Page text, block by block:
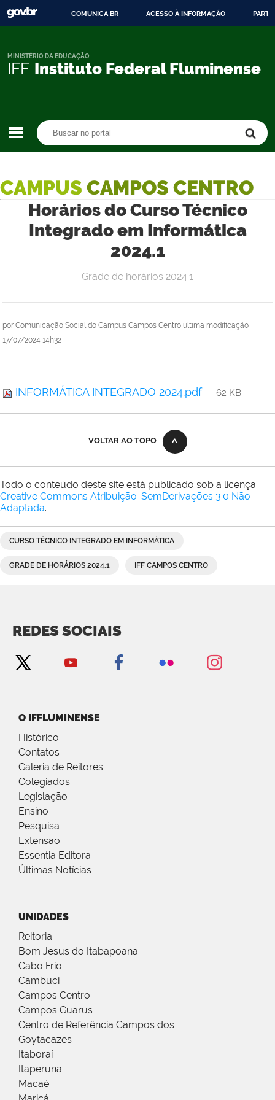
CONTEÚDO
COMUNICA BR ACESSO À INFORMAÇÃO
IFF Instituto Federal Fluminense
MINISTÉRIO DA EDUCAÇÃO
CAMPUS CAMPOS CENTRO
Horários do Curso Técnico
Integrado em Informática
2024.1
por Comunicação Social do Campus Campos Centro última modificação
17/07/2024 14h32
Grade de horários 2024.1
INFORMÁTICA INTEGRADO 2024.pdf — 62 KB
VOLTAR AO TOPO
Todo o conteúdo deste site está publicado sob a licença
Creative Commons Atribuição-SemDerivações 3.0 Não
Adaptada.
CURSO TÉCNICO INTEGRADO EM INFORMÁTICA
GRADE DE HORÁRIOS 2024.1 IFF CAMPOS CENTRO
REDES SOCIAIS
O IFFLUMINENSE
Histórico
Contatos
Galeria de Reitores
Colegiados
Legislação
Ensino
Pesquisa
Extensão
Essentia Editora
Últimas Notícias
UNIDADES
Reitoria
Bom Jesus do Itabapoana
Cabo Frio
Cambuci
Campos Centro
Campos Guarus
Centro de Referência Campos dos
Goytacazes
Itaboraí
Itaperuna
Macaé